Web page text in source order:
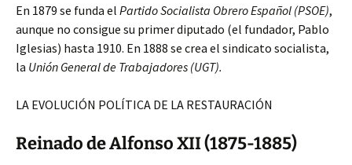
En 1879 se funda el Partido Socialista Obrero Español (PSOE),
aunque no consigue su primer diputado (el fundador, Pablo
Iglesias) hasta 1910. En 1888 se crea el sindicato socialista,
la Unión General de Trabajadores (UGT).
LA EVOLUCIÓN POLÍTICA DE LA RESTAURACIÓN
Reinado de Alfonso XII (1875-1885)